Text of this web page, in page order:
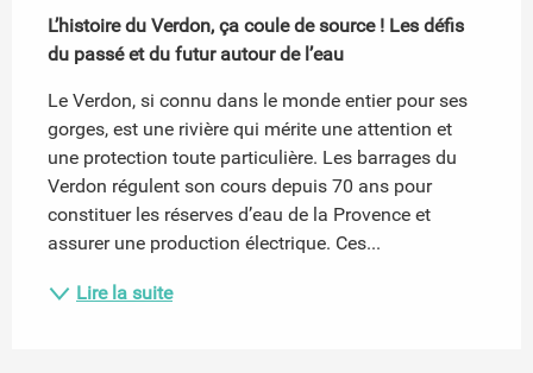
L’histoire du Verdon, ça coule de source ! Les défis
du passé et du futur autour de l’eau
Le Verdon, si connu dans le monde entier pour ses
gorges, est une rivière qui mérite une attention et
une protection toute particulière. Les barrages du
Verdon régulent son cours depuis 70 ans pour
constituer les réserves d’eau de la Provence et
assurer une production électrique. Ces...
Lire la suite